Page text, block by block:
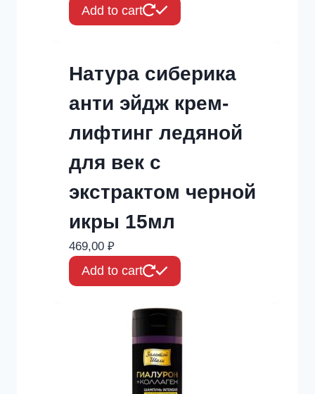
Add to cart
Натура сиберика
анти эйдж крем-
лифтинг ледяной
для век с
экстрактом черной
икры 15мл
469,00 ₽
Add to cart